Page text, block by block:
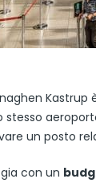
Kastrup
stesso
un posto
con un